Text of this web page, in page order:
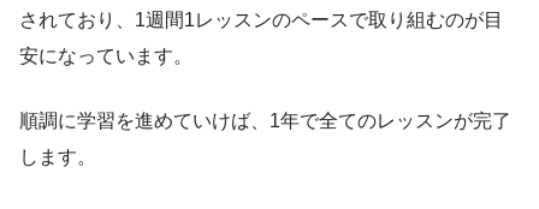
されており、1週間1レッスンのペースで取り組むのが目
安になっています。
順調に学習を進めていけば、1年で全てのレッスンが完了
します。